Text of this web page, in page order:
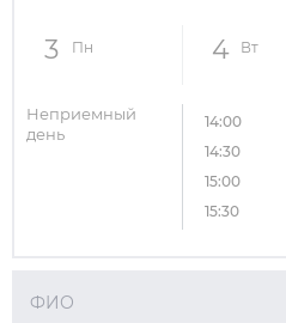
3 Пн
Неприемный
день
4 Вт
14:00
14:30
15:00
15:30
ФИО